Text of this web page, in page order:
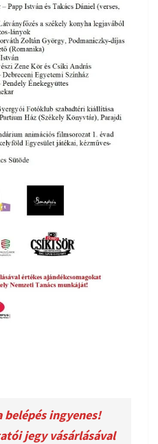
belépés ingyenes!
jegy vásárlásával